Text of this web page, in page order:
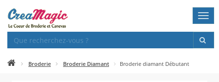
Broderie Broderie Diamant Broderie diamant Débutant